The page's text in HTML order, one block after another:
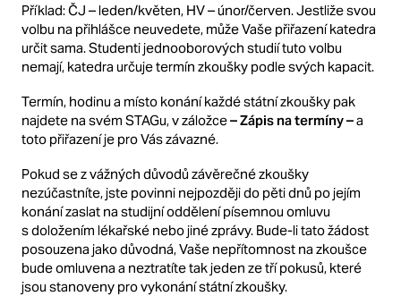
Příklad: ČJ – leden/květen, HV – únor/červen. Jestliže svou
volbu na přihlášce neuvedete, může Vaše přiřazení katedra
určit sama. Studenti jednooborových studií tuto volbu
nemají, katedra určuje termín zkoušky podle svých kapacit.
Termín, hodinu a místo konání každé státní zkoušky pak
najdete na svém STAGu, v záložce– Zápis na termíny –a
toto přiřazení je pro Vás závazné.
Pokud se z vážných důvodů závěrečné zkoušky
nezúčastníte, jste povinni nejpozději do pěti dnů po jejím
konání zaslat na studijní oddělení písemnou omluvu
s doložením lékařské nebo jiné zprávy. Bude-li tato žádost
posouzena jako důvodná, Vaše nepřítomnost na zkoušce
bude omluvena a neztratíte tak jeden ze tří pokusů, které
jsou stanoveny pro vykonání státní zkoušky.